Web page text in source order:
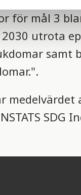
för mål 3
utrota
samt
medelvärdet
SDG